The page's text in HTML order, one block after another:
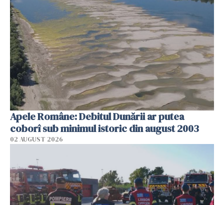
Apele Române: Debitul Dunării ar putea
coborî sub minimul istoric din august 2003
02 AUGUST 2026